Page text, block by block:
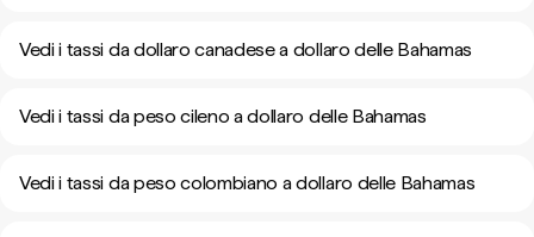
Vedi i tassi da dollaro canadese a dollaro delle Bahamas
Vedi i tassi da peso cileno a dollaro delle Bahamas
Vedi i tassi da peso colombiano a dollaro delle Bahamas